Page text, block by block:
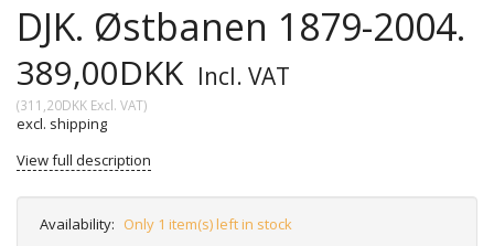
DJK. Østbanen 1879-2004.
389,00DKK Incl. VAT
(311,20DKK Excl. VAT)
excl. shipping
View full description
Availability: Only 1 item(s) left in stock